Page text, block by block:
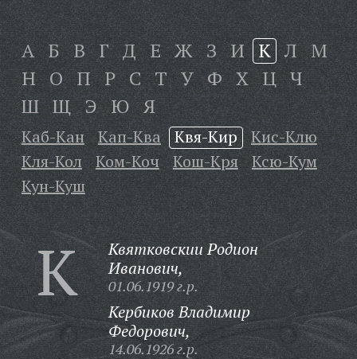
А Б В Г Д Е Ж З И К Л М
Н О П Р С Т У Ф Х Ц Ч
Ш Щ Э Ю Я
Каб-Кан Кап-Ква Квя-Кир
Кис-Клю
Кля-Кол
Ком-Коч Кош-Кря
Ксю-Кум
Кун-Куш
К
Квятковскии Родион
Иванович,
01.06.1919 г.р.
Кербиков Владимир
Федорович,
14.06.1926 г.р.